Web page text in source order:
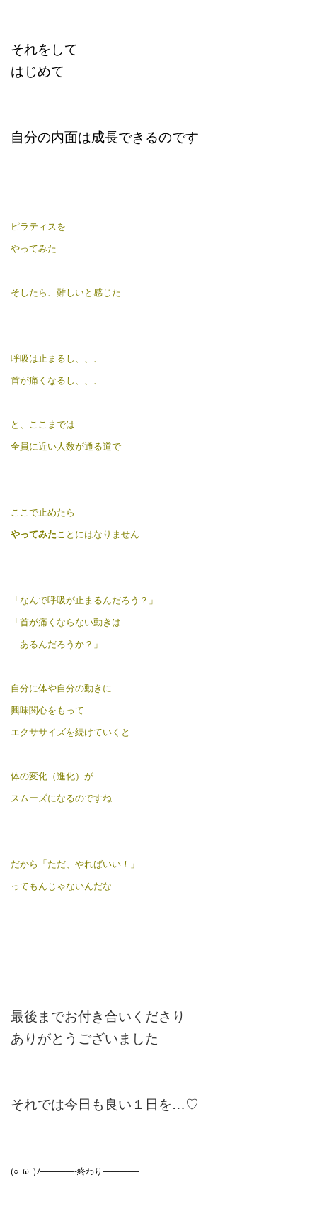
それをして
はじめて
自分の内面は成長できるのです
ピラティスを
やってみた
そしたら、 難しいと感じた
呼吸は止まるし、、、
首が痛くなるし、、、
と、ここまでは
全員に近い人数が通る道で
ここで止めたら
やってみたことにはなりません
「なんで呼吸が止まるんだろう？」
「首が痛くならない動きは
あるんだろうか？」
自分に体や自分の動きに
興味関心をもって
エクササイズを続けていくと
体の変化（進化）が
スムーズになるのですね
だから「ただ、やればいい！」
ってもんじゃないんだな
最後までお付き合いくださり
ありがとうございました
それでは今日も良い１日を…♡
(○･ω･)ﾉ————-終わり————-